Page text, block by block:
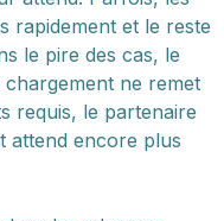
rapidement et le reste
le pire des cas, le
ne remet
requis, le partenaire
attend encore plus